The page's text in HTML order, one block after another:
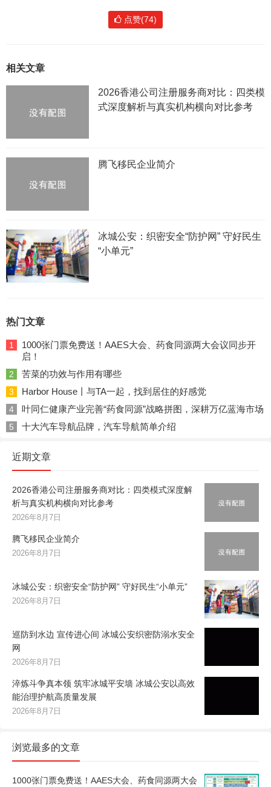
点赞(74)
相关文章
2026香港公司注册服务商对比：四类模
式深度解析与真实机构横向对比参考
腾飞移民企业简介
冰城公安：织密安全“防护网” 守好民生
“小单元”
热门文章
1
1000张门票免费送！AAES大会、药食同源两大会议同步开
启！
2 苦菜的功效与作用有哪些
3 Harbor House丨与TA一起，找到居住的好感觉
4 叶同仁健康产业完善“药食同源”战略拼图，深耕万亿蓝海市场
5 十大汽车导航品牌，汽车导航简单介绍
近期文章
2026香港公司注册服务商对比：四类模式深度解
析与真实机构横向对比参考
2026年8月7日
腾飞移民企业简介
2026年8月7日
冰城公安：织密安全“防护网” 守好民生“小单元”
2026年8月7日
巡防到水边 宣传进心间 冰城公安织密防溺水安全
网
2026年8月7日
淬炼斗争真本领 筑牢冰城平安墙 冰城公安以高效
能治理护航高质量发展
2026年8月7日
浏览最多的文章
1000张门票免费送！AAES大会、药食同源两大会